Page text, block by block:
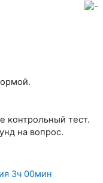
контрольный тест.
на вопрос.
3ч 00мин